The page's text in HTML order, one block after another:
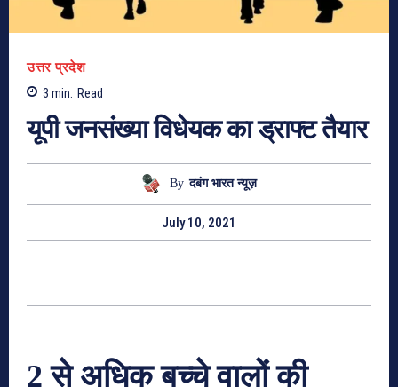
उत्तर प्रदेश
3 min. Read
यूपी जनसंख्या विधेयक का ड्राफ्ट तैयार
By दबंग भारत न्यूज़
July 10, 2021
2 से अधिक बच्चे वालों की